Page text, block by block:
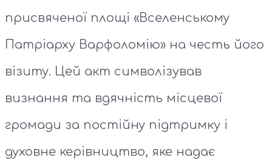
присвяченої площі «Вселенському
Патріарху Варфоломію» на честь його
візиту. Цей акт символізував
визнання та вдячність місцевої
громади за постійну підтримку і
духовне керівництво, яке надає